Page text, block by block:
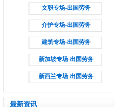
文职专场-出国劳务
介护专场-出国劳务
建筑专场-出国劳务
新加坡专场-出国劳务
新西兰专场-出国劳务
最新资讯